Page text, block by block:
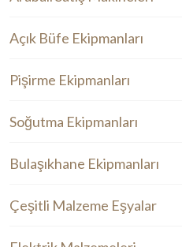
Açık Büfe Ekipmanları
Pişirme Ekipmanları
Soğutma Ekipmanları
Bulaşıkhane Ekipmanları
Çeşitli Malzeme Eşyalar